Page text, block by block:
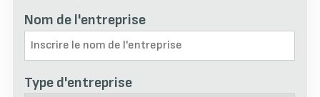
Nom de l'entreprise
Type d'entreprise